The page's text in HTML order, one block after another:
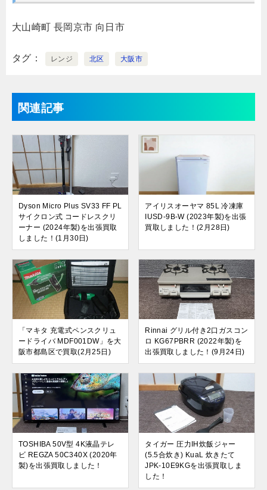
大山崎町 長岡京市 向日市
タグ レンジ 北区 大阪市
関連記事
Dyson Micro Plus SV33 FF PL
サイクロン式 コードレスクリ
ーナー (2024年製)を出張買取
しました！(1月30日)
アイリスオーヤマ 85L 冷凍庫
IUSD-9B-W (2023年製)を出張
買取しました！(2月28日)
「マキタ 充電式ペンスクリュ
ードライバ MDF001DW」を大
阪市都島区で買取(2月25日)
Rinnai グリル付き2口ガスコン
ロ KG67PBRR (2022年製)を
出張買取しました！(9月24日)
TOSHIBA 50V型 4K液晶テレ
ビ REGZA 50C340X (2020年
製)を出張買取しました！
タイガー 圧力IH炊飯ジャー
(5.5合炊き) KuaL 炊きたて
JPK-10E9KGを出張買取しま
した！